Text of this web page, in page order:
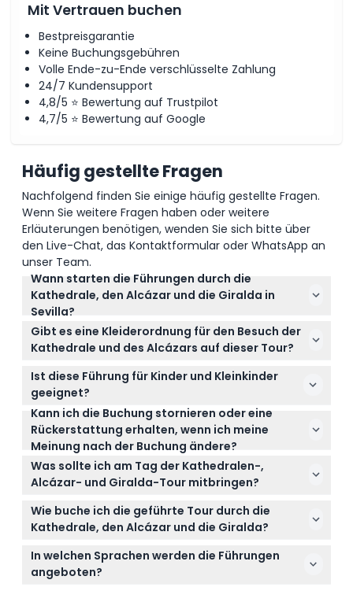
Mit Vertrauen buchen
Bestpreisgarantie
Keine Buchungsgebühren
Volle Ende-zu-Ende verschlüsselte Zahlung
24/7 Kundensupport
4,8/5 ⭐ Bewertung auf Trustpilot
4,7/5 ⭐ Bewertung auf Google
Häufig gestellte Fragen
Nachfolgend finden Sie einige häufig gestellte Fragen.
Wenn Sie weitere Fragen haben oder weitere
Erläuterungen benötigen, wenden Sie sich bitte über
den Live-Chat, das Kontaktformular oder WhatsApp an
unser Team.
Wann starten die Führungen durch die
Kathedrale, den Alcázar und die Giralda in
Sevilla?
Führungen durch die Kathedrale von Sevilla und die
Giralda beginnen montags bis freitags um 12:00 Uhr
sowie sonntags um 16:00 Uhr (Änderungen
vorbehalten – bitte bestätigen Sie die Zeiten bei der
Buchung). Die Öffnungszeiten des Königlichen
Alcázars variieren, daher prüfen Sie die verfügbaren
Zeiten bei der Online-Buchung hier.
Gibt es eine Kleiderordnung für den Besuch der
Kathedrale und des Alcázars auf dieser Tour?
Ja, für die Kathedrale ist eine bescheidene Kleidung
vorgeschrieben – lange Hosen und bedeckte
Schultern werden empfohlen. Leichte, bequeme
Kleidung und bequeme Schuhe sind für die
gesamte Tour am besten geeignet.
Ist diese Führung für Kinder und Kleinkinder
geeignet?
Kinder im Alter von 0–12 Jahren müssen von einem
zahlenden Erwachsenen begleitet werden, und alle
Teilnehmer, einschließlich Kleinkinder, müssen in
der Buchung angegeben werden. Kinder ab 13
Jahren zahlen den Erwachsenentarif.
Kann ich die Buchung stornieren oder eine
Rückerstattung erhalten, wenn ich meine
Meinung nach der Buchung ändere?
Tickets sind nicht erstattungsfähig und können
nicht storniert werden, stellen Sie also sicher, dass
Ihre Pläne vor der Online-Buchung endgültig sind.
Was sollte ich am Tag der Kathedralen-,
Alcázar- und Giralda-Tour mitbringen?
Bringen Sie bequeme Schuhe zum Gehen,
Sonnenschutz für sonniges Wetter, eine
wiederverwendbare Wasserflasche mit und kleiden
Sie sich bescheiden, um die Kleiderordnung der
Kathedrale zu respektieren.
Wie buche ich die geführte Tour durch die
Kathedrale, den Alcázar und die Giralda?
Sie können die Verfügbarkeit prüfen und Ihre
Tickets direkt auf dieser Webseite buchen, wobei
Sie Ihr bevorzugtes Datum und die bevorzugte
In welchen Sprachen werden die Führungen
angeboten?